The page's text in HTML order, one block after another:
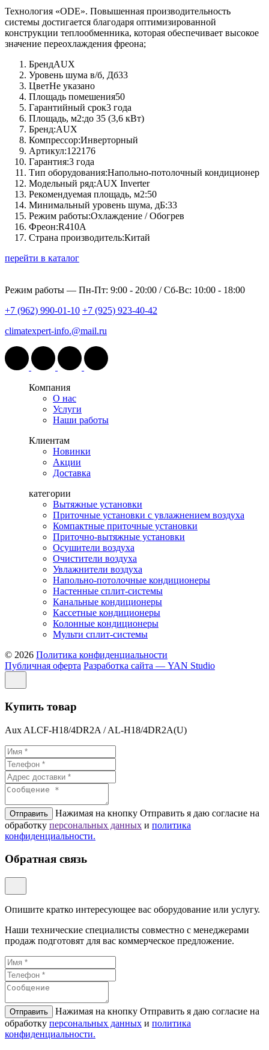
Технология «ODE». Повышенная производительность
системы достигается благодаря оптимизированной
конструкции теплообменника, которая обеспечивает высокое
значение переохлаждения фреона;
БрендAUX
Уровень шума в/б, Дб33
ЦветНе указано
Площадь помешения50
Гарантийный срок3 года
Площадь, м2:до 35 (3,6 кВт)
Бренд:AUX
Компрессор:Инверторный
Артикул:122176
Гарантия:3 года
Тип оборудования:Напольно-потолочный кондиционер
Модельный ряд:AUX Inverter
Рекомендуемая площадь, м2:50
Минимальный уровень шума, дБ:33
Режим работы:Охлаждение / Обогрев
Фреон:R410A
Страна производитель:Китай
перейти в каталог
Режим работы — Пн-Пт: 9:00 - 20:00 / Сб-Вс: 10:00 - 18:00
+7 (962) 990-01-10 +7 (925) 923-40-42
climatexpert-info.@mail.ru
Компания
О нас
Услуги
Наши работы
Клиентам
Новинки
Акции
Доставка
категории
Вытяжные установки
Приточные установки с увлажнением воздуха
Компактные приточные установки
Приточно-вытяжные установки
Осушители воздуха
Очистители воздуха
Увлажнители воздуха
Напольно-потолочные кондиционеры
Настенные сплит-системы
Канальные кондиционеры
Кассетные кондиционеры
Колонные кондиционеры
Мульти сплит-системы
© 2026 Политика конфиденциальности
Публичная оферта Разработка сайта — YAN Studio
Купить товар
Aux ALCF-H18/4DR2A / AL-H18/4DR2A(U)
Отправить
Нажимая на кнопку Отправить я даю согласие на
обработку персональных данных и политикa
конфиденциальности.
Обратная связь
Опишите кратко интересующее вас оборудование или услугу.
Наши технические специалисты совместно с менеджерами
продаж подготовят для вас коммерческое предложение.
Отправить
Нажимая на кнопку Отправить я даю согласие на
обработку персональных данных и политикa
конфиденциальности.